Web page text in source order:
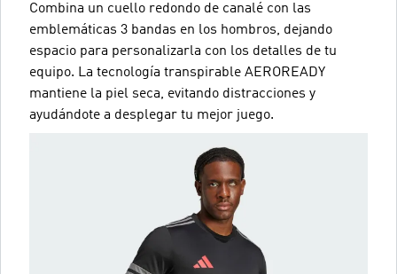
Combina un cuello redondo de canalé con las
emblemáticas 3 bandas en los hombros, dejando
espacio para personalizarla con los detalles de tu
equipo. La tecnología transpirable AEROREADY
mantiene la piel seca, evitando distracciones y
ayudándote a desplegar tu mejor juego.